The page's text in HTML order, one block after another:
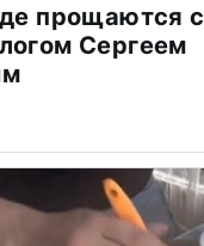
прощаются с
Сергеем